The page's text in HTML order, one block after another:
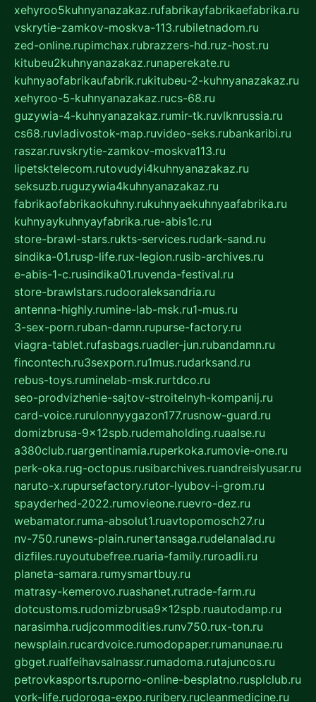
xehyroo5kuhnyanazakaz.rufabrikayfabrikaefabrika.ru
vskrytie-zamkov-moskva-113.rubiletnadom.ru
zed-online.rupimchax.rubrazzers-hd.ruz-host.ru
kitubeu2kuhnyanazakaz.runaperekate.ru
kuhnyaofabrikaufabrik.rukitubeu-2-kuhnyanazakaz.ru
xehyroo-5-kuhnyanazakaz.rucs-68.ru
guzywia-4-kuhnyanazakaz.rumir-tk.ruvlknrussia.ru
cs68.ruvladivostok-map.ruvideo-seks.rubankaribi.ru
raszar.ruvskrytie-zamkov-moskva113.ru
lipetsktelecom.rutovudyi4kuhnyanazakaz.ru
seksuzb.ruguzywia4kuhnyanazakaz.ru
fabrikaofabrikaokuhny.rukuhnyaekuhnyaafabrika.ru
kuhnyaykuhnyayfabrika.rue-abis1c.ru
store-brawl-stars.rukts-services.rudark-sand.ru
sindika-01.rusp-life.rux-legion.rusib-archives.ru
e-abis-1-c.rusindika01.ruvenda-festival.ru
store-brawlstars.rudooraleksandria.ru
antenna-highly.rumine-lab-msk.ru1-mus.ru
3-sex-porn.ruban-damn.rupurse-factory.ru
viagra-tablet.rufasbags.ruadler-jun.rubandamn.ru
fincontech.ru3sexporn.ru1mus.rudarksand.ru
rebus-toys.ruminelab-msk.rurtdco.ru
seo-prodvizhenie-sajtov-stroitelnyh-kompanij.ru
card-voice.rurulonnyygazon177.rusnow-guard.ru
domizbrusa-9x12spb.rudemaholding.ruaalse.ru
a380club.ruargentinamia.ruperkoka.rumovie-one.ru
perk-oka.rug-octopus.rusibarchives.ruandreislyusar.ru
naruto-x.rupursefactory.rutor-lyubov-i-grom.ru
spayderhed-2022.rumovieone.ruevro-dez.ru
webamator.ruma-absolut1.ruavtopomosch27.ru
nv-750.runews-plain.runertansaga.rudelanalad.ru
dizfiles.ruyoutubefree.ruaria-family.ruroadli.ru
planeta-samara.rumysmartbuy.ru
matrasy-kemerovo.ruashanet.rutrade-farm.ru
dotcustoms.rudomizbrusa9x12spb.ruautodamp.ru
narasimha.rudjcommodities.runv750.rux-ton.ru
newsplain.rucardvoice.rumodopaper.rumanunae.ru
gbget.rualfeihavsalnassr.rumadoma.rutajuncos.ru
petrovkasports.ruporno-online-besplatno.rusplclub.ru
york-life.rudoroga-expo.ruribery.rucleanmedicine.ru